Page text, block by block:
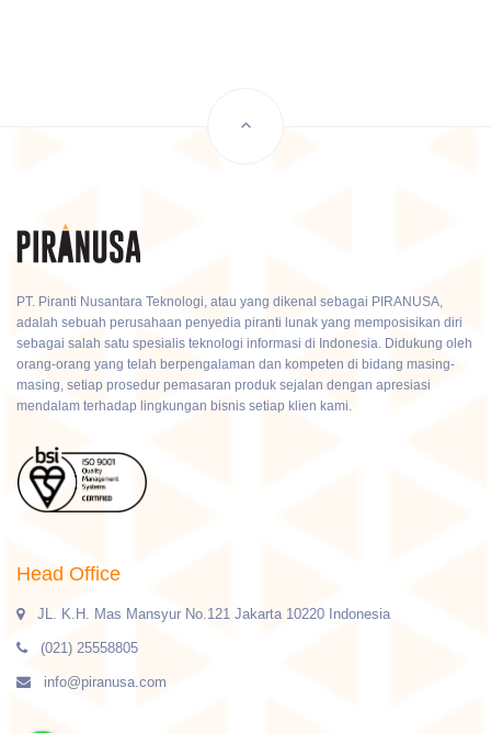
PT. Piranti Nusantara Teknologi, atau yang dikenal sebagai PIRANUSA,
adalah sebuah perusahaan penyedia piranti lunak yang memposisikan diri
sebagai salah satu spesialis teknologi informasi di Indonesia. Didukung oleh
orang-orang yang telah berpengalaman dan kompeten di bidang masing-
masing, setiap prosedur pemasaran produk sejalan dengan apresiasi
mendalam terhadap lingkungan bisnis setiap klien kami.
Head Office
JL. K.H. Mas Mansyur No.121 Jakarta 10220 Indonesia
(021) 25558805
info@piranusa.com